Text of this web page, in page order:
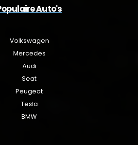
Auto's
Volkswagen
Mercedes
Audi
Seat
Peugeot
Tesla
BMW